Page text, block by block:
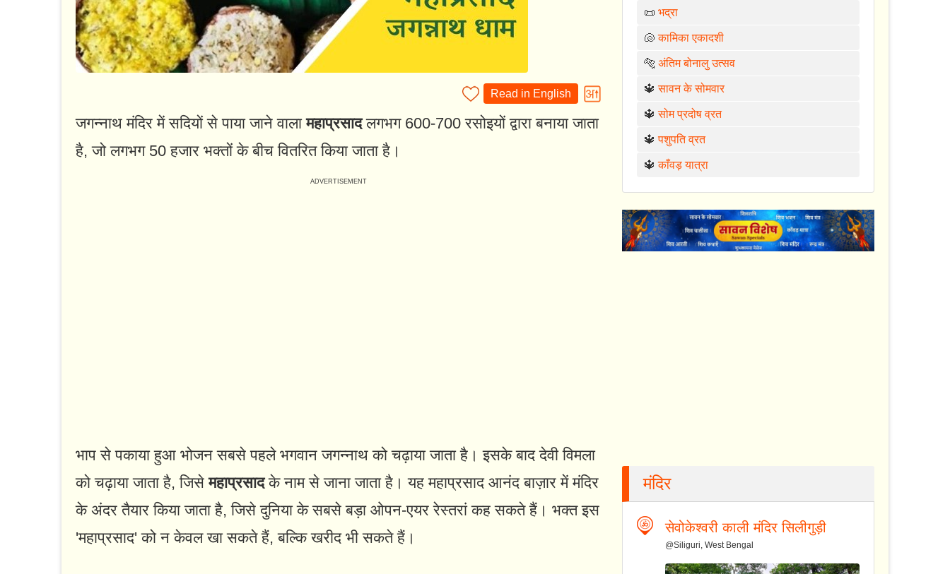
Read in English
जगन्नाथ मंदिर में सदियों से पाया जाने वालामहाप्रसादलगभग 600-700 रसोइयों द्वारा बनाया जाता
है, जो लगभग 50 हजार भक्तों के बीच वितरित किया जाता है।
भाप से पकाया हुआ भोजन सबसे पहले भगवान जगन्नाथ को चढ़ाया जाता है। इसके बाद देवी विमला
को चढ़ाया जाता है, जिसेमहाप्रसादके नाम से जाना जाता है। यह महाप्रसाद आनंद बाज़ार में मंदिर
के अंदर तैयार किया जाता है, जिसे दुनिया के सबसे बड़ा ओपन-एयर रेस्तरां कह सकते हैं। भक्त इस
'महाप्रसाद' को न केवल खा सकते हैं, बल्कि खरीद भी सकते हैं।
📜भद्रा
🐚कामिका एकादशी
🐅अंतिम बोनालु उत्सव
🔱सावन के सोमवार
🔱सोम प्रदोष व्रत
🔱पशुपति व्रत
🔱काँवड़ यात्रा
मंदिर
सेवोकेश्वरी काली मंदिर सिलीगुड़ी
@Siliguri, West Bengal